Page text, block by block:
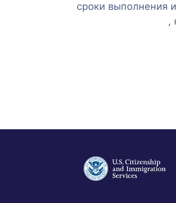
сроки выполнения
,